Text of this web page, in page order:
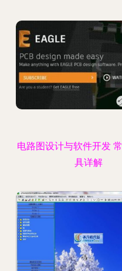
电路图设计与软件开发
具详解